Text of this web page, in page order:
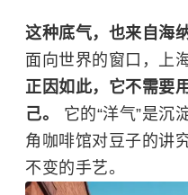
这种底气，也来自海
面向世界的窗口，上
正因如此，它不需要
己。 它的“洋气”是沉
角咖啡馆对豆子的讲
不变的手艺。